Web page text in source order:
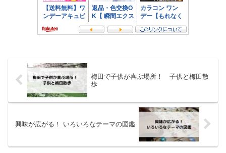
梅田で子供が喜ぶ場所！ 子供と梅田散
歩
興味が広がる！ いろいろなテーマの図鑑